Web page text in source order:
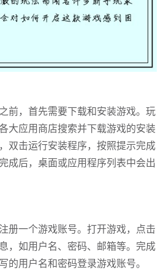
前，首先需要下载和安装游戏。玩
大应用商店搜索并下载游戏的安装
双击运行安装程序，按照提示完成
成后，桌面或应用程序列表中会出
册一个游戏账号。打开游戏，点击
，如用户名、密码、邮箱等。完成
的用户名和密码登录游戏账号。